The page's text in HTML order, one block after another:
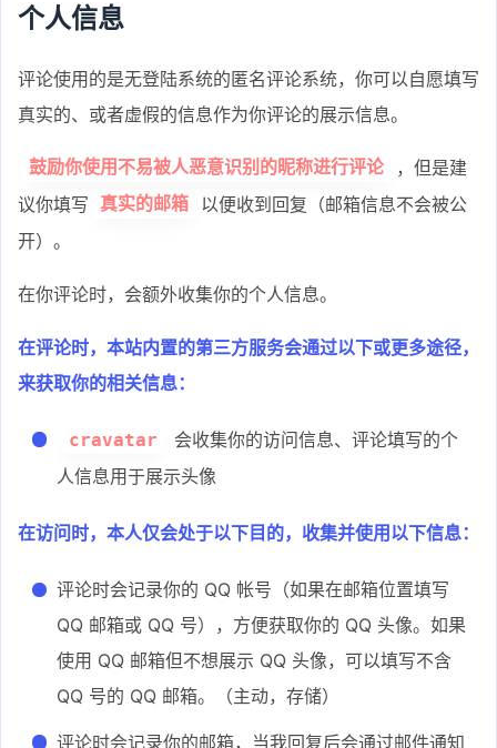
个人信息
评论使用的是无登陆系统的匿名评论系统，你可以自愿填写
真实的、或者虚假的信息作为你评论的展示信息。
鼓励你使用不易被人恶意识别的昵称进行评论
，但是建
议你填写
真实的邮箱
以便收到回复（邮箱信息不会被公
开）。
在你评论时，会额外收集你的个人信息。
在评论时，本站内置的第三方服务会通过以下或更多途径，
来获取你的相关信息：
cravatar
会收集你的访问信息、评论填写的个
人信息用于展示头像
在访问时，本人仅会处于以下目的，收集并使用以下信息：
评论时会记录你的 QQ 帐号（如果在邮箱位置填写
QQ 邮箱或 QQ 号），方便获取你的 QQ 头像。如果
使用 QQ 邮箱但不想展示 QQ 头像，可以填写不含
QQ 号的 QQ 邮箱。（主动，存储）
评论时会记录你的邮箱，当我回复后会通过邮件通知